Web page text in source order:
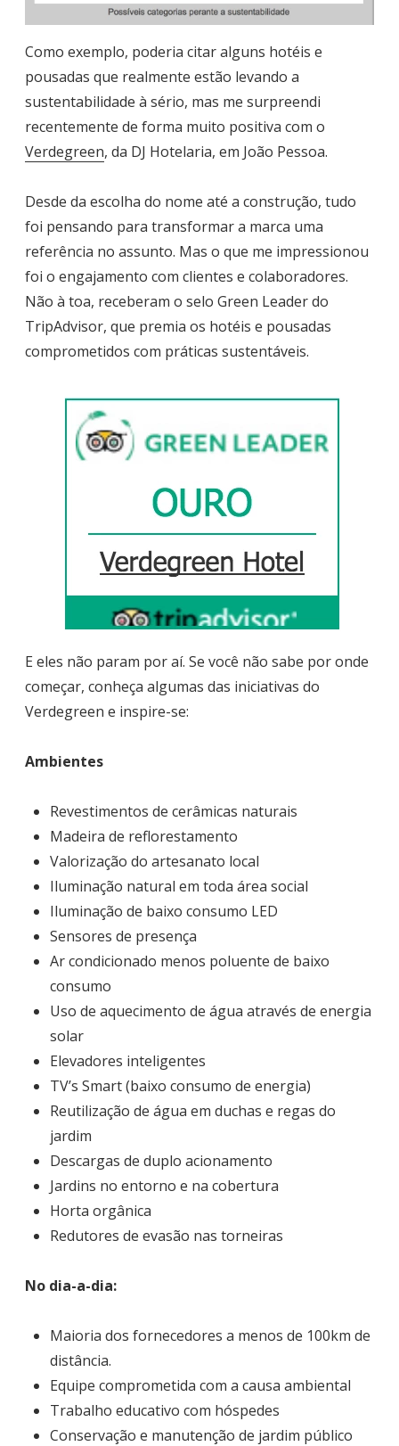
Como exemplo, poderia citar alguns hotéis e
pousadas que realmente estão levando a
sustentabilidade à sério, mas me surpreendi
recentemente de forma muito positiva com o
Verdegreen, da DJ Hotelaria, em João Pessoa.
Desde da escolha do nome até a construção, tudo
foi pensando para transformar a marca uma
referência no assunto. Mas o que me impressionou
foi o engajamento com clientes e colaboradores.
Não à toa, receberam o selo Green Leader do
TripAdvisor, que premia os hotéis e pousadas
comprometidos com práticas sustentáveis.
E eles não param por aí. Se você não sabe por onde
começar, conheça algumas das iniciativas do
Verdegreen e inspire-se:
Ambientes
Revestimentos de cerâmicas naturais
Madeira de reflorestamento
Valorização do artesanato local
Iluminação natural em toda área social
Iluminação de baixo consumo LED
Sensores de presença
Ar condicionado menos poluente de baixo
consumo
Uso de aquecimento de água através de energia
solar
Elevadores inteligentes
TV’s Smart (baixo consumo de energia)
Reutilização de água em duchas e regas do
jardim
Descargas de duplo acionamento
Jardins no entorno e na cobertura
Horta orgânica
Redutores de evasão nas torneiras
No dia-a-dia:
Maioria dos fornecedores a menos de 100km de
distância.
Equipe comprometida com a causa ambiental
Trabalho educativo com hóspedes
Conservação e manutenção de jardim público